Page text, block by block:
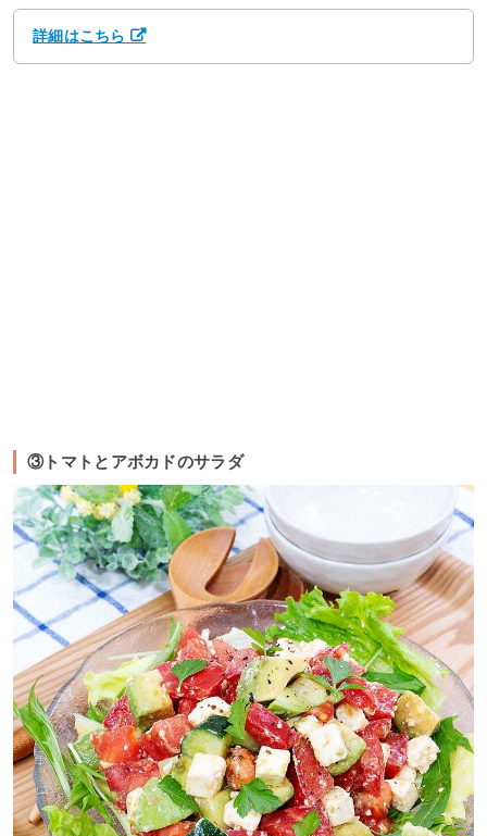
詳細はこちら
③トマトとアボカドのサラダ